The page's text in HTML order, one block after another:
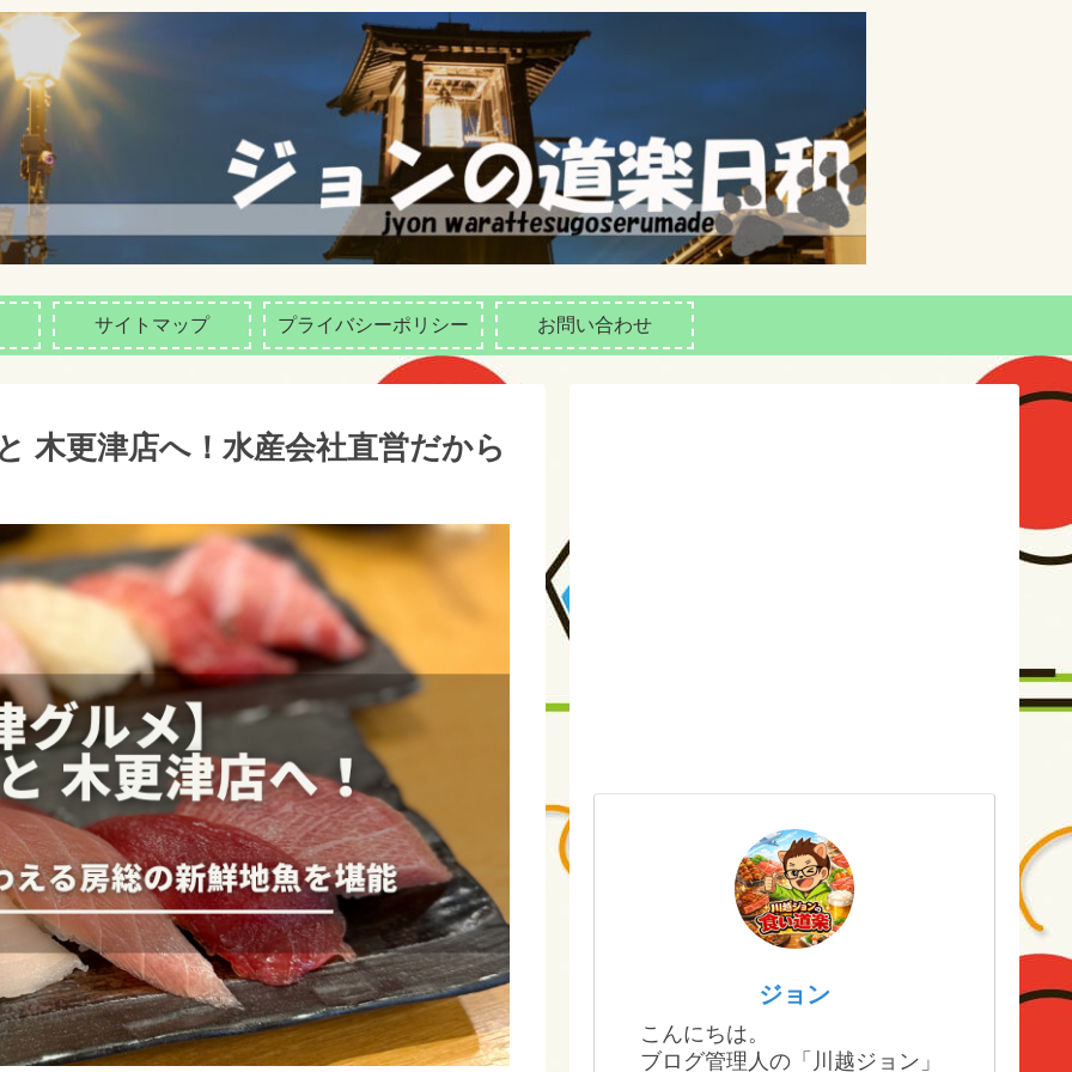
サイトマップ プライバシーポリシー お問い合わせ
木更津店へ！水産会社直営だから
ジョン
こんにちは。
ブログ管理人の「川越ジョン」